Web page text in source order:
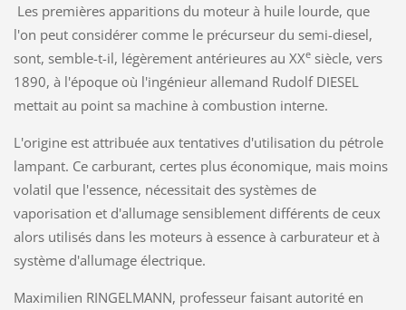
Les premières apparitions du moteur à huile lourde, que
l'on peut considérer comme le précurseur du semi-diesel,
sont, semble-t-il, légèrement antérieures au XXesiècle, vers
1890, à l'époque où l'ingénieur allemand Rudolf DIESEL
mettait au point sa machine à combustion interne.
L'origine est attribuée aux tentatives d'utilisation du pétrole
lampant. Ce carburant, certes plus économique, mais moins
volatil que l'essence, nécessitait des systèmes de
vaporisation et d'allumage sensiblement différents de ceux
alors utilisés dans les moteurs à essence à carburateur et à
système d'allumage électrique.
Maximilien RINGELMANN, professeur faisant autorité en